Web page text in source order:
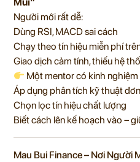
Người mới rất dễ:
Dùng RSI, MACD sai cách
Chạy theo tín hiệu miễn phí
Giao dịch cảm tính, thiếu hệ
Một mentor có kinh nghiệm
Áp dụng phân tích kỹ thuật
Chọn lọc tín hiệu chất lượng
Biết cách lên kế hoạch vào –
Mau Bui Finance – Nơi Người